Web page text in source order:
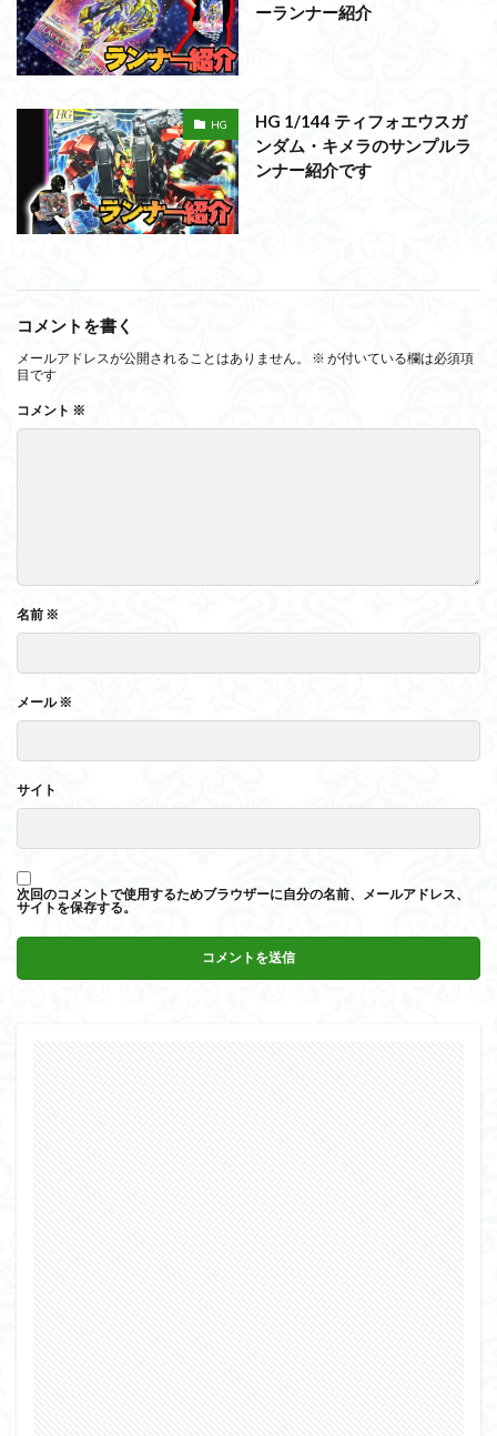
ーランナー紹介
HG
HG 1/144 ティフォエウスガ
ンダム・キメラのサンプルラ
ンナー紹介です
コメントを書く
メールアドレスが公開されることはありません。 ※ が付いている欄は必須項
目です
コメント ※
名前 ※
メール※
サイト
次回のコメントで使用するためブラウザーに自分の名前、メールアドレス、
サイトを保存する。